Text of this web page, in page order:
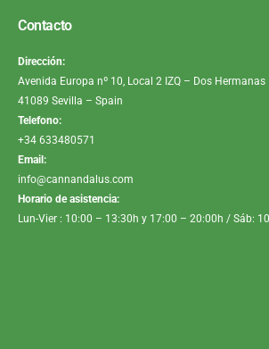
Contacto
Dirección:
Avenida Europa nº 10, Local 2 IZQ – Dos Hermanas
41089 Sevilla – Spain
Telefono:
+34 633480571
Email:
info@cannandalus.com
Horario de asistencia:
Lun-Vier : 10:00 – 13:30h y 17:00 – 20:00h / Sáb: